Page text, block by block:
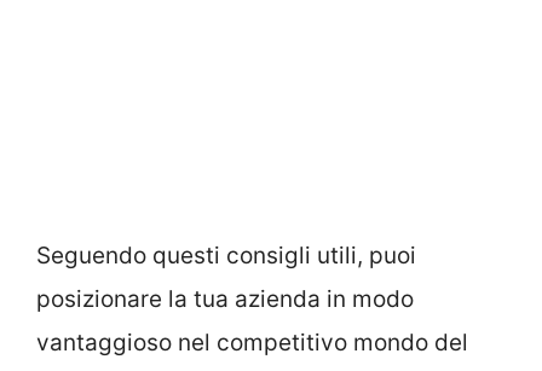
Seguendo questi consigli utili, puoi
posizionare la tua azienda in modo
vantaggioso nel competitivo mondo del